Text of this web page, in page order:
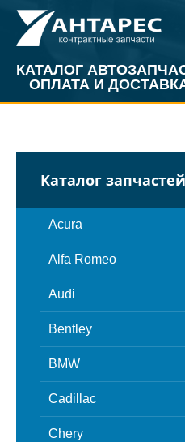
КАТАЛОГ
ОПЛАТА И
Каталог запчастей
Acura
Alfa Romeo
Audi
Bentley
BMW
Cadillac
Chery